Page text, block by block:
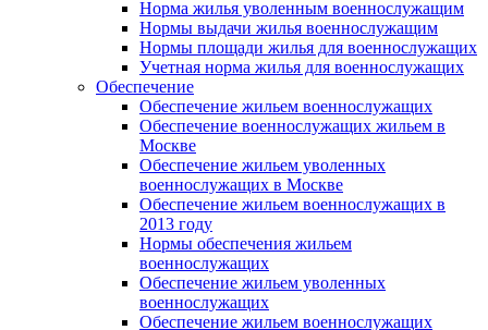
Норма жилья уволенным военнослужащим
Нормы выдачи жилья военнослужащим
Нормы площади жилья для военнослужащих
Учетная норма жилья для военнослужащих
Обеспечение
Обеспечение жильем военнослужащих
Обеспечение военнослужащих жильем в
Москве
Обеспечение жильем уволенных
военнослужащих в Москве
Обеспечение жильем военнослужащих в
2013 году
Нормы обеспечения жильем
военнослужащих
Обеспечение жильем уволенных
военнослужащих
Обеспечение жильем военнослужащих